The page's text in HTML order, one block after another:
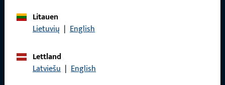
Litauen
Lietuvių | English
Lettland
Latviešu | English